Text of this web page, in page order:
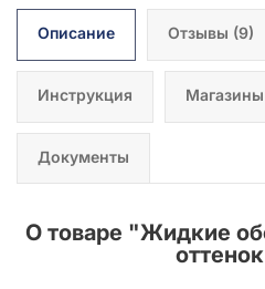
Описание Отзывы (9)
Инструкция Магазины
Документы
О товаре "Жидкие